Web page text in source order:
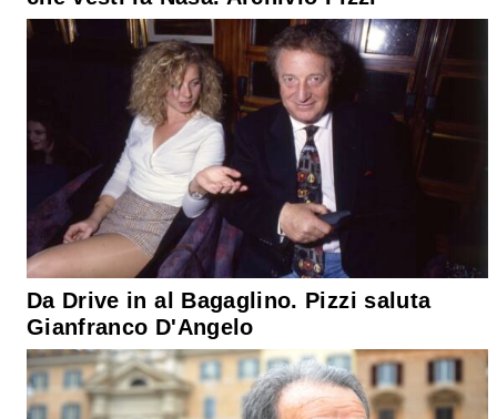
Da Drive in al Bagaglino. Pizzi saluta
Gianfranco D'Angelo